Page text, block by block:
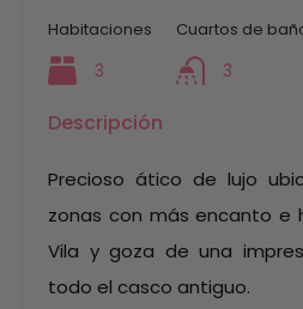
Habitaciones
3
Cuartos de
3
Descripción
Precioso ático de lujo
zonas con más encanto e
Vila y goza de una
todo el casco antiguo.